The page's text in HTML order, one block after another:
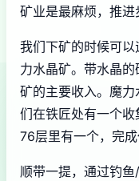
矿业是最麻烦，推进
我们下矿的时候可
力水晶矿。带水晶
矿的主要收入。魔
们在铁匠处有一个
76层里有一个，完成
顺带一提，通过钓